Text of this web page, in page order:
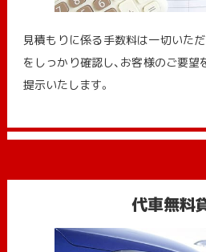
見積もりに係る手数料は一切いた
をしっかり確認し、お客様のご要
提示いたします。
代車無料